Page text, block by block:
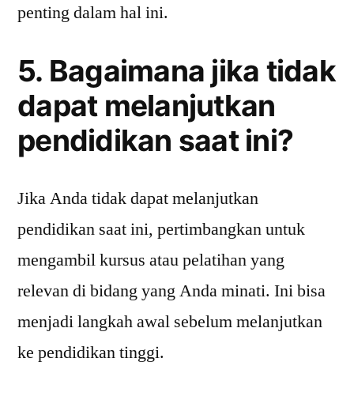
penting dalam hal ini.
5. Bagaimana jika tidak
dapat melanjutkan
pendidikan saat ini?
Jika Anda tidak dapat melanjutkan
pendidikan saat ini, pertimbangkan untuk
mengambil kursus atau pelatihan yang
relevan di bidang yang Anda minati. Ini bisa
menjadi langkah awal sebelum melanjutkan
ke pendidikan tinggi.